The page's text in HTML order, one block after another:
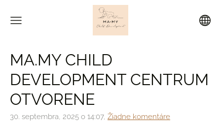
MA.MY CHILD
DEVELOPMENT CENTRUM
OTVORENE
30. septembra, 2025 o 14:07, Žiadne komentáre